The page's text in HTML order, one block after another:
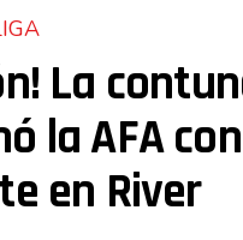
La
la AFA
en River